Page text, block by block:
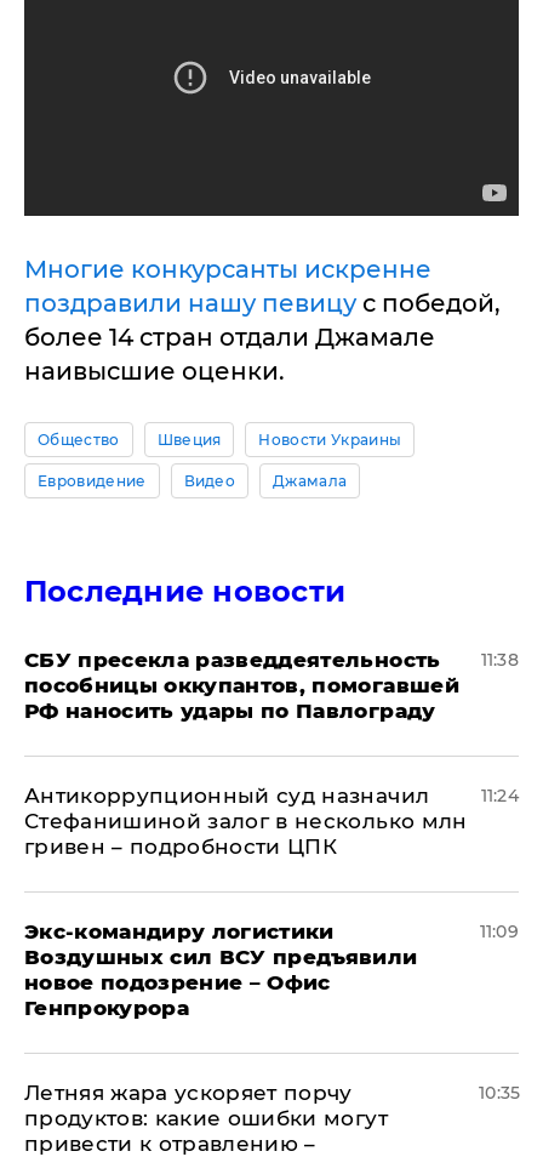
Многие конкурсанты искренне
поздравили нашу певицус победой,
более 14 стран отдали Джамале
наивысшие оценки.
Общество Швеция Новости Украины
Евровидение Видео Джамала
Последние новости
СБУ пресекла разведдеятельность
пособницы оккупантов, помогавшей
РФ наносить удары по Павлограду
11:38
Антикоррупционный суд назначил
Стефанишиной залог в несколько млн
гривен – подробности ЦПК
11:24
Экс-командиру логистики
Воздушных сил ВСУ предъявили
новое подозрение – Офис
Генпрокурора
11:09
Летняя жара ускоряет порчу
продуктов: какие ошибки могут
привести к отравлению –
10:35